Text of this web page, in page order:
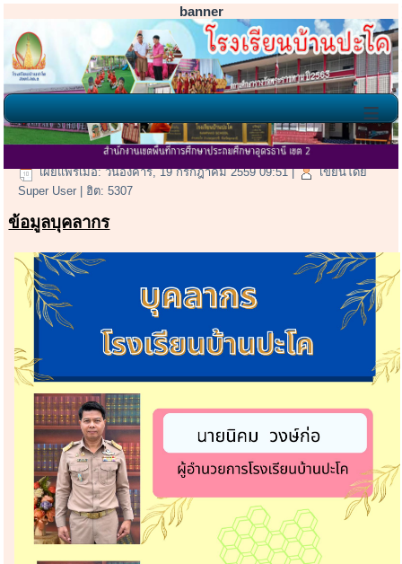
banner
≡
ข้อมูลบุคลากร และ นักเรียน
เผยแพร่เมื่อ: วันอังคาร, 19 กรกฎาคม 2559 09:51|
เขียนโดย
Super User | ฮิต: 5307
ข้อมูลบุคลากร